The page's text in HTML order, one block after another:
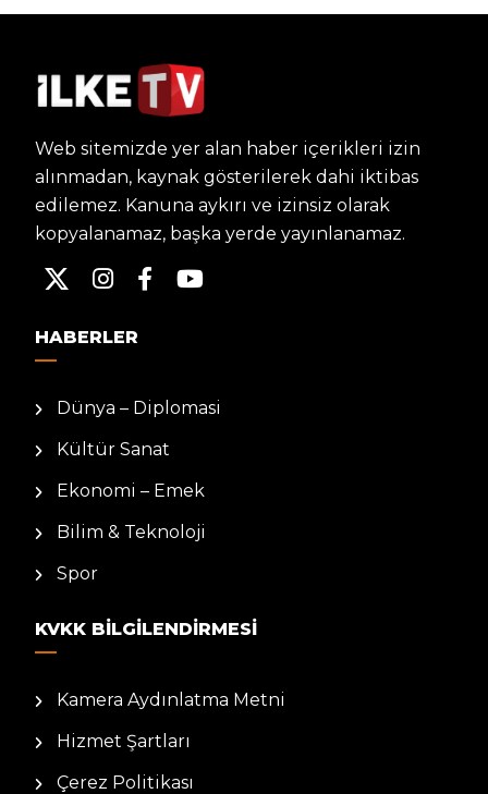
Web sitemizde yer alan haber içerikleri izin
alınmadan, kaynak gösterilerek dahi iktibas
edilemez. Kanuna aykırı ve izinsiz olarak
kopyalanamaz, başka yerde yayınlanamaz.
HABERLER
Dünya – Diplomasi
Kültür Sanat
Ekonomi – Emek
Bilim & Teknoloji
Spor
KVKK BILGILENDIRMESI
Kamera Aydınlatma Metni
Hizmet Şartları
Çerez Politikası